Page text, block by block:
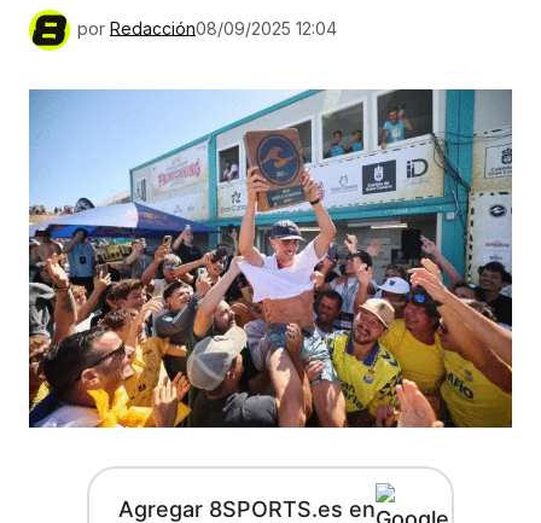
por Redacción08/09/2025 12:04
Agregar 8SPORTS.es en